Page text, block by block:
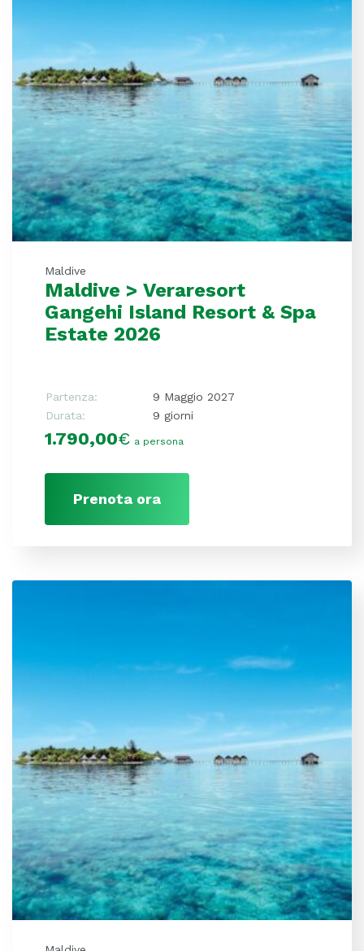
Maldive
Maldive > Veraresort
Gangehi Island Resort & Spa
Estate 2026
Partenza:
9 Maggio 2027
Durata:
9 giorni
1.790,00€ a persona
Prenota ora